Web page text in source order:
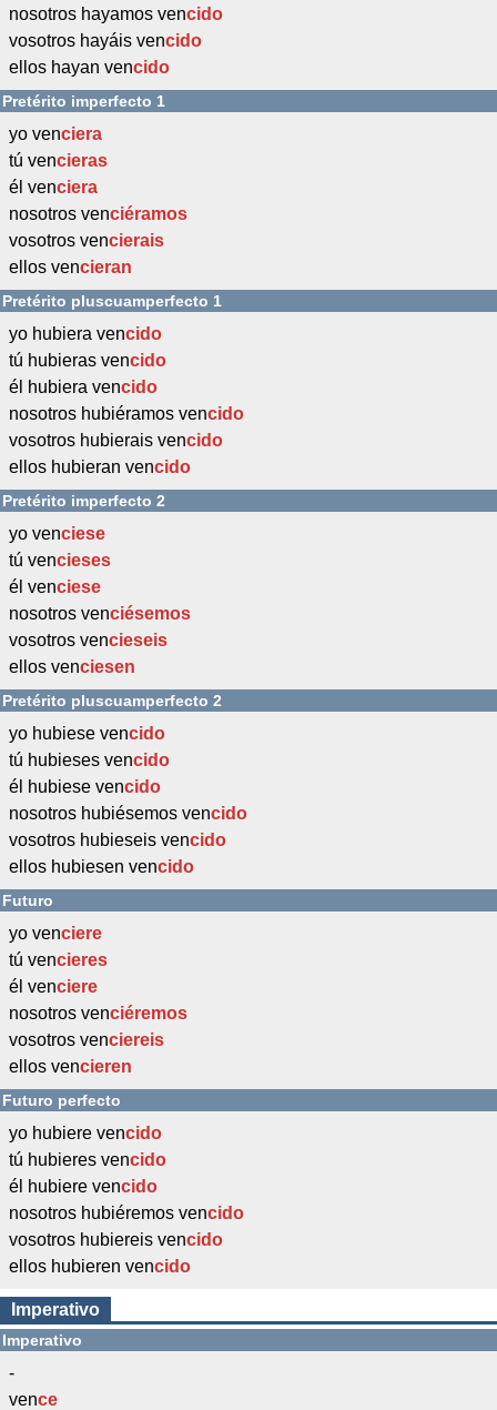
nosotros hayamos vencido
vosotros hayáis vencido
ellos hayan vencido
Pretérito imperfecto 1
yo venciera
tú vencieras
él venciera
nosotros venciéramos
vosotros vencierais
ellos vencieran
Pretérito pluscuamperfecto 1
yo hubiera vencido
tú hubieras vencido
él hubiera vencido
nosotros hubiéramos vencido
vosotros hubierais vencido
ellos hubieran vencido
Pretérito imperfecto 2
yo venciese
tú vencieses
él venciese
nosotros venciésemos
vosotros vencieseis
ellos venciesen
Pretérito pluscuamperfecto 2
yo hubiese vencido
tú hubieses vencido
él hubiese vencido
nosotros hubiésemos vencido
vosotros hubieseis vencido
ellos hubiesen vencido
Futuro
yo venciere
tú vencieres
él venciere
nosotros venciéremos
vosotros venciereis
ellos vencieren
Futuro perfecto
yo hubiere vencido
tú hubieres vencido
él hubiere vencido
nosotros hubiéremos vencido
vosotros hubiereis vencido
ellos hubieren vencido
Imperativo
Imperativo
-
vence